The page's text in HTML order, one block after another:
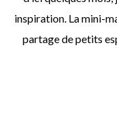
inspiration. La mini-
partage de petits